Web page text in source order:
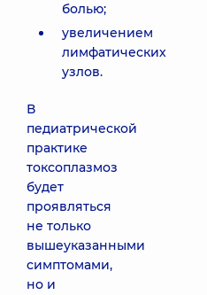
болью;
увеличением
лимфатических
узлов.
В
педиатрической
практике
токсоплазмоз
будет
проявляться
не только
вышеуказанными
симптомами,
но и